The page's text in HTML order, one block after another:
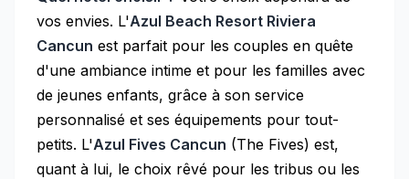
vos envies. L'Azul Beach Resort Riviera
Cancun est parfait pour les couples en quête
d'une ambiance intime et pour les familles avec
de jeunes enfants, grâce à son service
personnalisé et ses équipements pour tout-
petits. L'Azul Fives Cancun (The Fives) est,
quant à lui, le choix rêvé pour les tribus ou les